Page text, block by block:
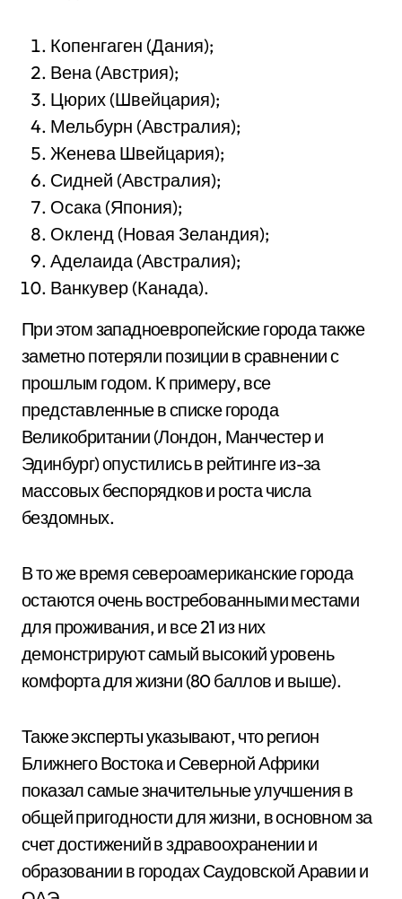
Копенгаген (Дания);
Вена (Австрия);
Цюрих (Швейцария);
Мельбурн (Австралия);
Женева Швейцария);
Сидней (Австралия);
Осака (Япония);
Окленд (Новая Зеландия);
Аделаида (Австралия);
Ванкувер (Канада).
При этом западноевропейские города также
заметно потеряли позиции в сравнении с
прошлым годом. К примеру, все
представленные в списке города
Великобритании (Лондон, Манчестер и
Эдинбург) опустились в рейтинге из-за
массовых беспорядков и роста числа
бездомных.
В то же время североамериканские города
остаются очень востребованными местами
для проживания, и все 21 из них
демонстрируют самый высокий уровень
комфорта для жизни (80 баллов и выше).
Также эксперты указывают, что регион
Ближнего Востока и Северной Африки
показал самые значительные улучшения в
общей пригодности для жизни, в основном за
счет достижений в здравоохранении и
образовании в городах Саудовской Аравии и